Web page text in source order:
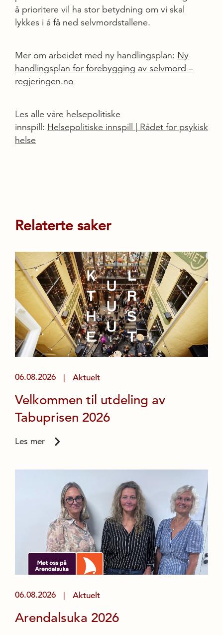
å prioritere vil ha stor betydning om vi skal
lykkes i å få ned selvmordstallene.
Mer om arbeidet med ny handlingsplan: Ny
handlingsplan for forebygging av selvmord –
regjeringen.no
Les alle våre helsepolitiske
innspill: Helsepolitiske innspill | Rådet for psykisk
helse
Relaterte saker
06.08.2026 Aktuelt
Velkommen til utdeling av
Tabuprisen 2026
Les mer
06.08.2026 Aktuelt
Arendalsuka 2026